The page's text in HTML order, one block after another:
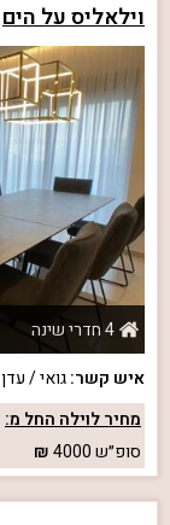
וילאליס על הים
4 חדרי שינה
איש קשר:גואי / עדן
מחיר לוילה החל מ:
סופ״ש4000